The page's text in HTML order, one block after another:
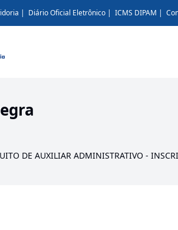
Diário Oficial Eletrônico ICMS DIPAM
DE AUXILIAR ADMINISTRATIVO -